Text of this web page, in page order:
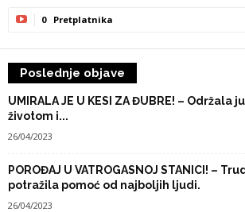
0 Pretplatnika
Poslednje objave
UMIRALA JE U KESI ZA ĐUBRE! – Održala
životom i...
26/04/2023
POROĐAJ U VATROGASNOJ STANICI! –
potražila pomoć od najboljih ljudi.
26/04/2023